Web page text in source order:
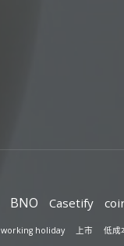
BNO Casetify
working holiday 上市 低成